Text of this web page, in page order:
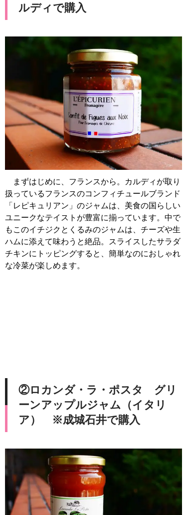
ルディで購入
まずはじめに、フランスから。カルディが取り
扱っているフランスのコンフィチュールブランド
「レピキュリアン」のジャムは、美食の国らしい
ユニークなテイストが豊富に揃っています。中で
もこのイチジクとくるみのジャムは、チーズや生
ハムに添えて味わうと絶品。スライスしたサラダ
チキンにトッピングすると、簡単なのにおしゃれ
な冷菜が楽しめます。
②ロカンダ・ラ・ポスタ グリ
ーンアップルジャム（イタリ
ア） ※成城石井で購入